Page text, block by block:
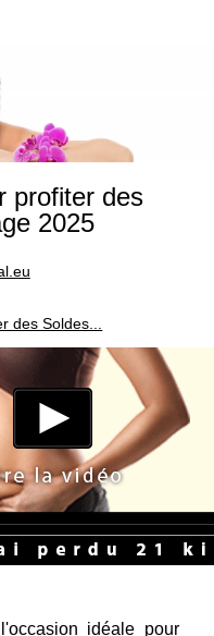
profiter des
2025
des Soldes...
idéale pour